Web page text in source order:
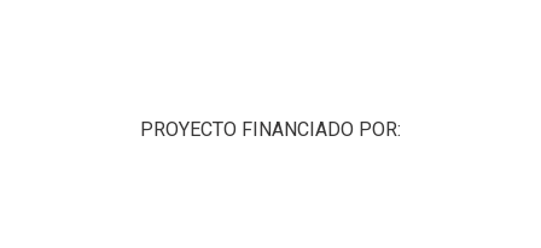
PROYECTO FINANCIADO POR: